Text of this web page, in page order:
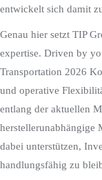
entwickelt sich damit
Genau hier setzt TIP
expertise. Driven by
Transportation 2026
und operative
entlang der aktuellen
herstellerunabhängige
dabei unterstützen,
handlungsfähig zu